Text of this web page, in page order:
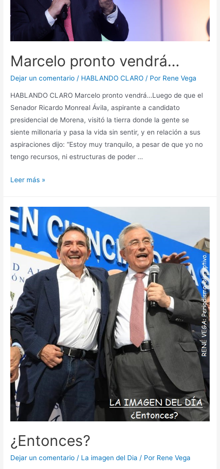
Marcelo pronto vendrá…
Dejar un comentario / HABLANDO CLARO / Por Rene Vega
HABLANDO CLARO Marcelo pronto vendrá…Luego de que el
Senador Ricardo Monreal Ávila, aspirante a candidato
presidencial de Morena, visitó la tierra donde la gente se
siente millonaria y pasa la vida sin sentir, y en relación a sus
aspiraciones dijo: “Estoy muy tranquilo, a pesar de que yo no
tengo recursos, ni estructuras de poder …
Leer más »
¿Entonces?
Dejar un comentario / La imagen del Dia / Por Rene Vega